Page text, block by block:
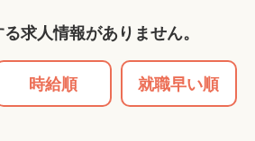
求人情報がありません。
時給順 就職早い順